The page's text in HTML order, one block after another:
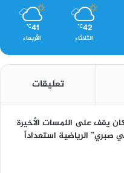
42
℃
الثلاثاء
41
℃
الأربعاء
تعليقات
يقف على اللمسات الأخيرة
صبري” الرياضية استعداداً